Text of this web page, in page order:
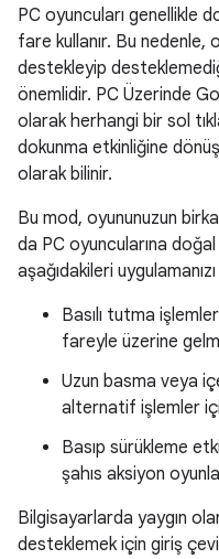
PC oyuncuları genellikle
fare kullanır. Bu nedenle,
destekleyip
önemlidir. PC Üzerinde
olarak herhangi bir sol
dokunma etkinliğine
olarak bilinir.
Bu mod, oyununuzun
da PC oyuncularına
aşağıdakileri
Basılı tutma
fareyle üzerine
Uzun basma veya
alternatif işlemler
Basıp sürükleme
şahıs aksiyon
Bilgisayarlarda yaygın olan
desteklemek için giriş